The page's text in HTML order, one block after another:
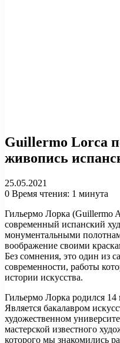
Guillermo Lorca
живопись
25.05.2021
0 Время чтения: 1 минута
Гильермо Лорка (Guillermo
современный испанский
монументальными
воображение своими
Без сомнения, это один из
современности, работы
истории искусства.
Гильермо Лорка родился 14
Является бакалавром
художественном
мастерской известного
которого мы знакомились